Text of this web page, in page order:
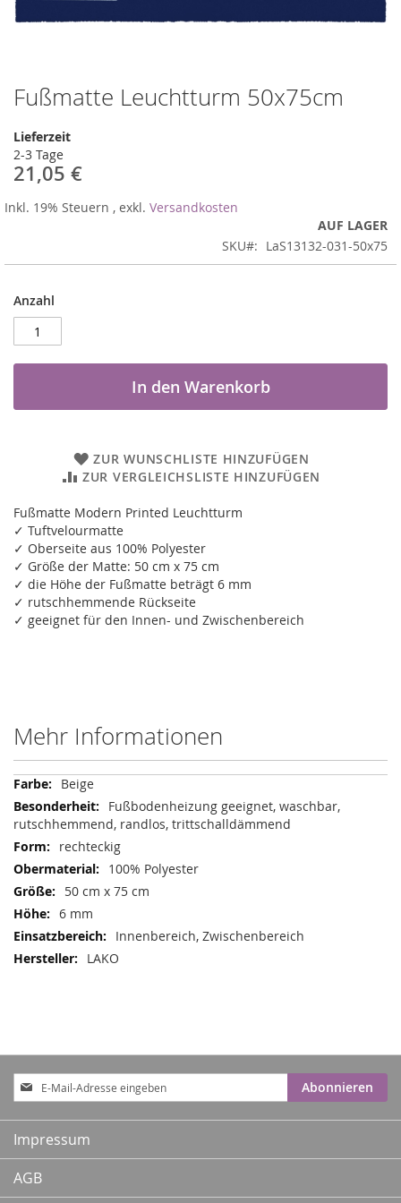
Fußmatte Leuchtturm 50x75cm
Lieferzeit
2-3 Tage
21,05 €
Inkl. 19% Steuern , exkl. Versandkosten
AUF LAGER
SKU
LaS13132-031-50x75
Anzahl
In den Warenkorb
ZUR WUNSCHLISTE HINZUFÜGEN
ZUR VERGLEICHSLISTE HINZUFÜGEN
Fußmatte Modern Printed Leuchtturm
✓ Tuftvelourmatte
✓ Oberseite aus 100% Polyester
✓ Größe der Matte: 50 cm x 75 cm
✓ die Höhe der Fußmatte beträgt 6 mm
✓ rutschhemmende Rückseite
✓ geeignet für den Innen- und Zwischenbereich
Zum
Anfang
der
Bildergalerie
springen
Mehr Informationen
Mehr
Informationen
Beige
Fußbodenheizung geeignet, waschbar,
rutschhemmend, randlos, trittschalldämmend
rechteckig
100% Polyester
50 cm x 75 cm
6 mm
Innenbereich, Zwischenbereich
LAKO
Anmeldung
zum
Newsletter:
Abonnieren
Impressum
AGB